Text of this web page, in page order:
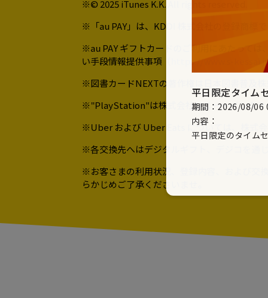
※© 2025 iTunes K.K. All rights reserved.
※「au PAY」は、KDDI 株式会社の登録商標で
※au PAY ギフトカードのご利用にあたって
い手段情報提供事項（
https://www.s-
※図書カードNEXTの著作権は日本図書普及株
※"PlayStation"は株式会社ソニー・インタラ
※Uber および Uber Eats については、株式会
※各交換先へはデジタルギフト、デジコを通じ
※お客さまの利用状況、登録内容、および交
らかじめご了承くださいませ。
平日限定タイム
期間：2026/08/06
内容：
平日限定のタイム